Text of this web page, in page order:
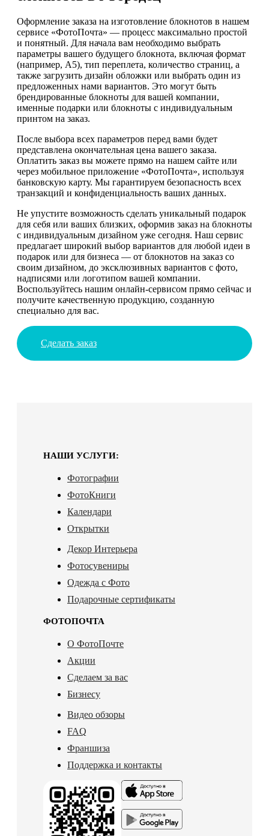
Оформление заказа на изготовление блокнотов в нашем
сервисе «ФотоПочта» — процесс максимально простой
и понятный. Для начала вам необходимо выбрать
параметры вашего будущего блокнота, включая формат
(например, А5), тип переплета, количество страниц, а
также загрузить дизайн обложки или выбрать один из
предложенных нами вариантов. Это могут быть
брендированные блокноты для вашей компании,
именные подарки или блокноты с индивидуальным
принтом на заказ.
После выбора всех параметров перед вами будет
представлена окончательная цена вашего заказа.
Оплатить заказ вы можете прямо на нашем сайте или
через мобильное приложение «ФотоПочта», используя
банковскую карту. Мы гарантируем безопасность всех
транзакций и конфиденциальность ваших данных.
Не упустите возможность сделать уникальный подарок
для себя или ваших близких, оформив заказ на блокноты
с индивидуальным дизайном уже сегодня. Наш сервис
предлагает широкий выбор вариантов для любой идеи в
подарок или для бизнеса — от блокнотов на заказ со
своим дизайном, до эксклюзивных вариантов с фото,
надписями или логотипом вашей компании.
Воспользуйтесь нашим онлайн-сервисом прямо сейчас и
получите качественную продукцию, созданную
специально для вас.
Сделать заказ
НАШИ УСЛУГИ:
Фотографии
ФотоКниги
Календари
Открытки
Декор Интерьера
Фотосувениры
Одежда с Фото
Подарочные сертификаты
ФОТОПОЧТА
О ФотоПочте
Акции
Сделаем за вас
Бизнесу
Видео обзоры
FAQ
Франшиза
Поддержка и контакты